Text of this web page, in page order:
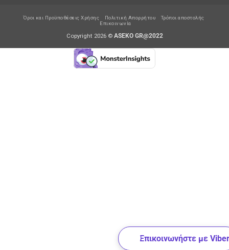
Όροι και Προϋποθέσεις Χρήσης Πολιτική Απορρήτου
Τρόποι αποστολής
Επικοινωνία
Copyright 2026 © ASEKO GR@2022
Επικοινωνήστε με Viber